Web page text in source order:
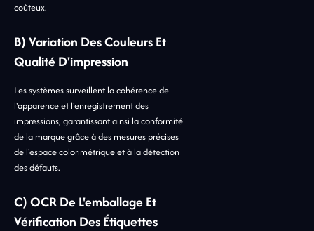
coûteux.
B) Variation Des Couleurs Et
Qualité D'impression
Les systèmes surveillent la cohérence de
l'apparence et l'enregistrement des
impressions, garantissant ainsi la conformité
de la marque grâce à des mesures précises
de l'espace colorimétrique et à la détection
des défauts.
C) OCR De L'emballage Et
Vérification Des Étiquettes